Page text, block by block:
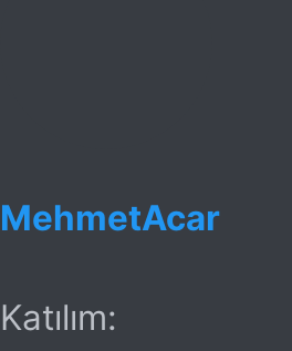
MehmetAcar
Katılım